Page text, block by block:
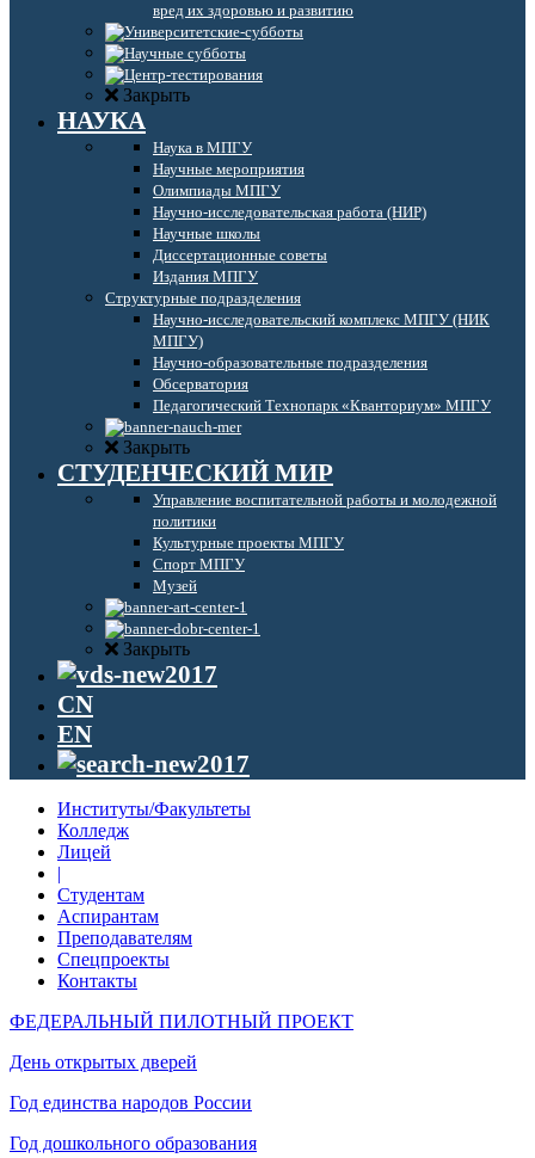
вред их здоровью и развитию
Закрыть
НАУКА
Наука в МПГУ
Научные мероприятия
Олимпиады МПГУ
Научно-исследовательская работа (НИР)
Научные школы
Диссертационные советы
Издания МПГУ
Структурные подразделения
Научно-исследовательский комплекс МПГУ (НИК
МПГУ)
Научно-образовательные подразделения
Обсерватория
Педагогический Технопарк «Кванториум» МПГУ
Закрыть
СТУДЕНЧЕСКИЙ МИР
Управление воспитательной работы и молодежной
политики
Культурные проекты МПГУ
Спорт МПГУ
Музей
Закрыть
CN
EN
Институты/Факультеты
Колледж
Лицей
|
Студентам
Аспирантам
Преподавателям
Спецпроекты
Контакты
ФЕДЕРАЛЬНЫЙ ПИЛОТНЫЙ ПРОЕКТ
День открытых дверей
Год единства народов России
Год дошкольного образования